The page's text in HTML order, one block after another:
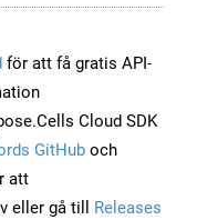
för att få gratis API-
Cloud SDK
GitHub och
att
eller gå till Releases